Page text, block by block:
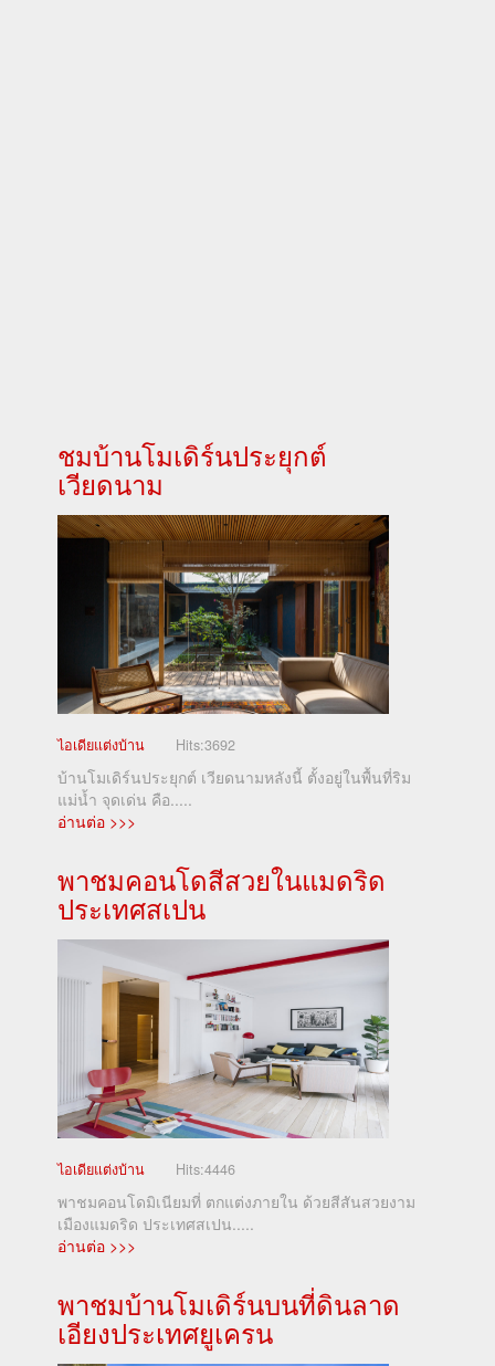
ชมบ้านโมเดิร์นประยุกต์
เวียดนาม
ไอเดียแต่งบ้าน Hits:3692
บ้านโมเดิร์นประยุกต์ เวียดนามหลังนี้ ตั้งอยู่ในพื้นที่ริม
แม่น้ำ จุดเด่น คือ.....
อ่านต่อ >>>
พาชมคอนโดสีสวยในแมดริด
ประเทศสเปน
ไอเดียแต่งบ้าน Hits:4446
พาชมคอนโดมิเนียมที่ ตกแต่งภายใน ด้วยสีสันสวยงาม
เมืองแมดริด ประเทศสเปน.....
อ่านต่อ >>>
พาชมบ้านโมเดิร์นบนที่ดินลาด
เอียงประเทศยูเครน